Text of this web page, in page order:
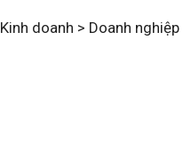
Kinh doanh > Doanh nghiệp